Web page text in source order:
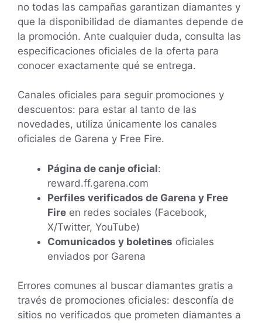
no todas las campañas garantizan diamantes y
que la disponibilidad de diamantes depende de
la promoción. Ante cualquier duda, consulta las
especificaciones oficiales de la oferta para
conocer exactamente qué se entrega.
Canales oficiales para seguir promociones y
descuentos: para estar al tanto de las
novedades, utiliza únicamente los canales
oficiales de Garena y Free Fire.
Página de canje oficial:
reward.ff.garena.com
Perfiles verificados de Garena y Free
Fire en redes sociales (Facebook,
X/Twitter, YouTube)
Comunicados y boletines oficiales
enviados por Garena
Errores comunes al buscar diamantes gratis a
través de promociones oficiales: desconfía de
sitios no verificados que prometen diamantes a